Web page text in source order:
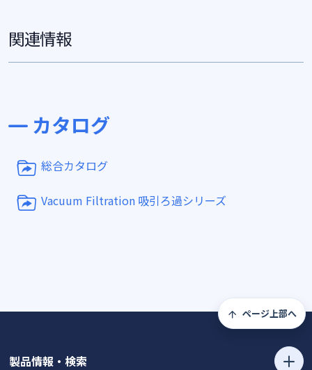
関連情報
カタログ
総合カタログ
Vacuum Filtration 吸引ろ過シリーズ
ページ上部へ
製品情報・検索